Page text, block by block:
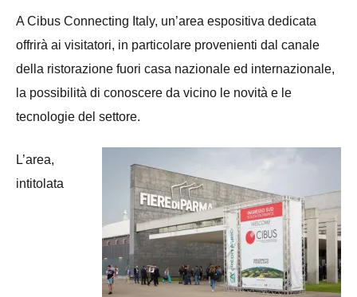
A Cibus Connecting Italy, un’area espositiva dedicata
offrirà ai visitatori, in particolare provenienti dal canale
della ristorazione fuori casa nazionale ed internazionale,
la possibilità di conoscere da vicino le novità e le
tecnologie del settore.
L’area,
intitolata